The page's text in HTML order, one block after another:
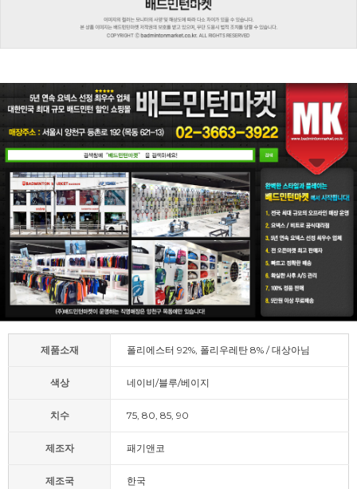
제품소재 폴리에스터 92%, 폴리우레탄 8% / 대상아님
색상 네이비/블루/베이지
치수 75, 80, 85, 90
제조자 패기앤코
제조국 한국